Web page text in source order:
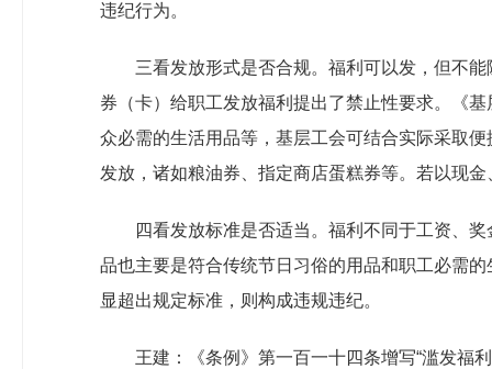
违纪行为。
三看发放形式是否合规。福利可以发，但不
券（卡）给职工发放福利提出了禁止性要求。《
众必需的生活用品等，基层工会可结合实际采取
发放，诸如粮油券、指定商店蛋糕券等。若以现
四看发放标准是否适当。福利不同于工资、
品也主要是符合传统节日习俗的用品和职工必需
显超出规定标准，则构成违规违纪。
王建：《条例》第一百一十四条增写“滥发福